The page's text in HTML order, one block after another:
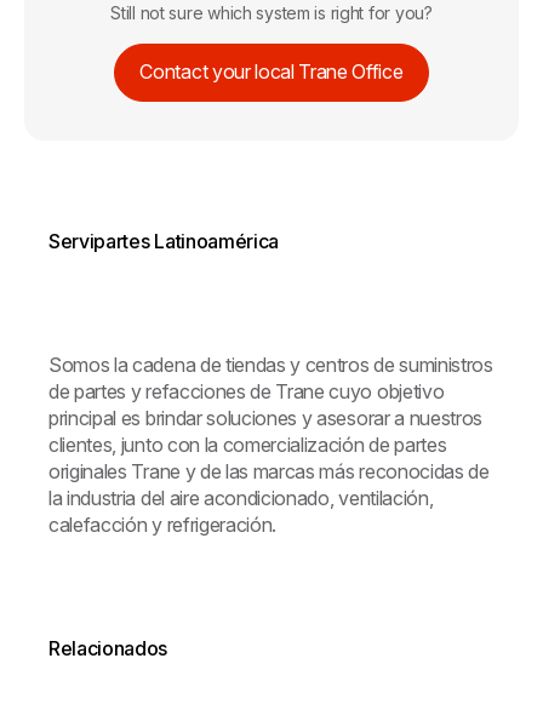
Still not sure which system is right for you?
Contact your local Trane Office
Servipartes Latinoamérica
Somos la cadena de tiendas y centros de suministros
de partes y refacciones de Trane cuyo objetivo
principal es brindar soluciones y asesorar a nuestros
clientes, junto con la comercialización de partes
originales Trane y de las marcas más reconocidas de
la industria del aire acondicionado, ventilación,
calefacción y refrigeración.
Relacionados